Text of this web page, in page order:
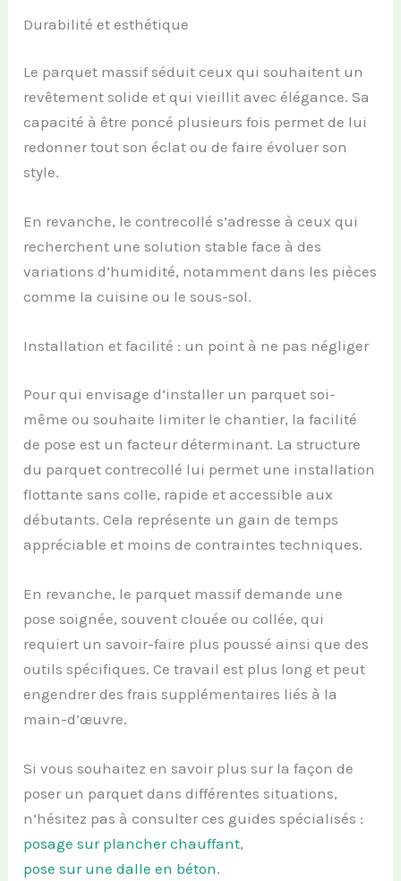
Durabilité et esthétique
Le parquet massif séduit ceux qui souhaitent un
revêtement solide et qui vieillit avec élégance. Sa
capacité à être poncé plusieurs fois permet de lui
redonner tout son éclat ou de faire évoluer son
style.
En revanche, le contrecollé s’adresse à ceux qui
recherchent une solution stable face à des
variations d’humidité, notamment dans les pièces
comme la cuisine ou le sous-sol.
Installation et facilité : un point à ne pas négliger
Pour qui envisage d’installer un parquet soi-
même ou souhaite limiter le chantier, la facilité
de pose est un facteur déterminant. La structure
du parquet contrecollé lui permet une installation
flottante sans colle, rapide et accessible aux
débutants. Cela représente un gain de temps
appréciable et moins de contraintes techniques.
En revanche, le parquet massif demande une
pose soignée, souvent clouée ou collée, qui
requiert un savoir-faire plus poussé ainsi que des
outils spécifiques. Ce travail est plus long et peut
engendrer des frais supplémentaires liés à la
main-d’œuvre.
Si vous souhaitez en savoir plus sur la façon de
poser un parquet dans différentes situations,
n’hésitez pas à consulter ces guides spécialisés :
posage sur plancher chauffant,
pose sur une dalle en béton.